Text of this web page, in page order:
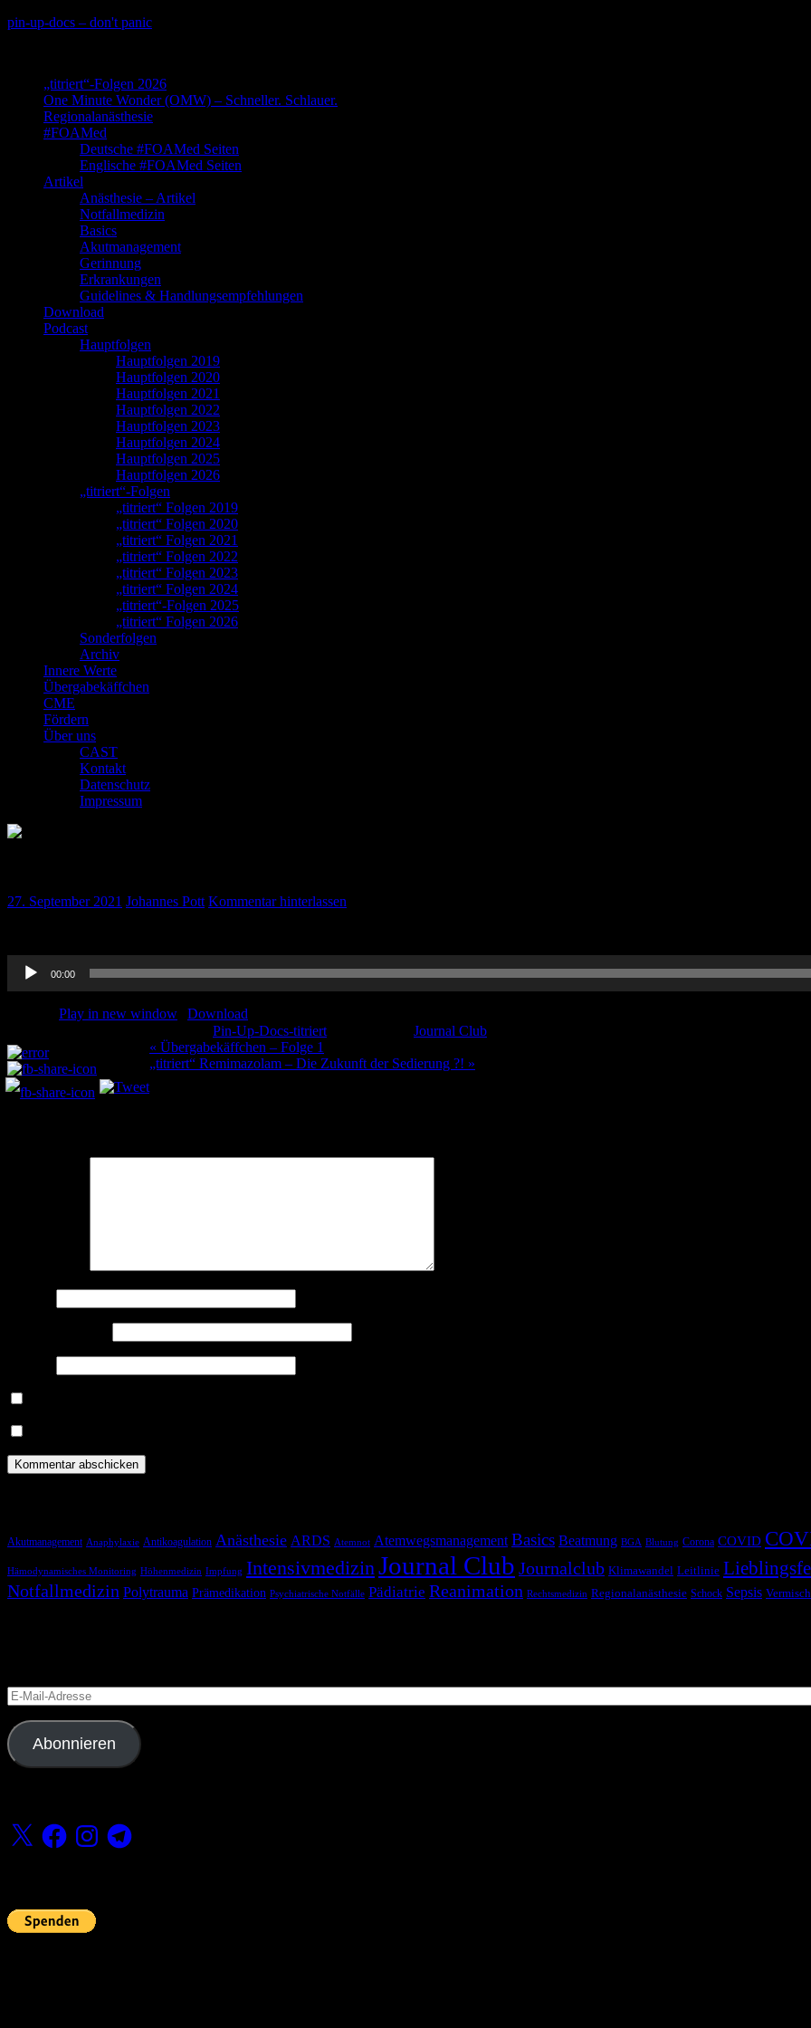
Skip
pin-up-docs – don't panic
„titriert“-Folgen 2026
One Minute Wonder (OMW) – Schneller. Schlauer.
Regionalanästhesie
#FOAMed
Deutsche #FOAMed Seiten
Englische #FOAMed Seiten
Artikel
Anästhesie – Artikel
Notfallmedizin
Basics
Akutmanagement
Gerinnung
Erkrankungen
Guidelines & Handlungsempfehlungen
Download
Podcast
Hauptfolgen
Hauptfolgen 2019
Hauptfolgen 2020
Hauptfolgen 2021
Hauptfolgen 2022
Hauptfolgen 2023
Hauptfolgen 2024
Hauptfolgen 2025
Hauptfolgen 2026
„titriert“-Folgen
„titriert“ Folgen 2019
„titriert“ Folgen 2020
„titriert“ Folgen 2021
„titriert“ Folgen 2022
„titriert“ Folgen 2023
„titriert“ Folgen 2024
„titriert“-Folgen 2025
„titriert“ Folgen 2026
Sonderfolgen
Archiv
Innere Werte
Übergabekäffchen
CME
Fördern
Über uns
CAST
Kontakt
Datenschutz
Impressum
27. September 2021 Johannes Pott Kommentar hinterlassen
Audio-
Player
00:00
Play in new window
Download
Pin-Up-Docs-titriert Journal Club
Beitragsnavigation« Übergabekäffchen – Folge 1
„titriert“ Remimazolam – Die Zukunft der Sedierung ?! »
Akutmanagement Anaphylaxie Antikoagulation Anästhesie ARDS Atemnot Atemwegsmanagement Basics Beatmung BGA Blutung Corona COVID
Hämodynamisches Monitoring Höhenmedizin Impfung IntensivmedizinJournal Club Journalclub Klimawandel Leitlinie
Notfallmedizin Polytrauma Prämedikation Psychiatrische Notfälle Pädiatrie Reanimation Rechtsmedizin Regionalanästhesie Schock Sepsis
E-
Mail-
Adresse
Abonnieren
X FacebookInstagramTelegram